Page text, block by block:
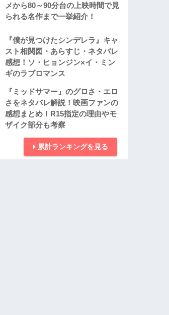
メから80～90分台の上映時間で見
られる名作まで一挙紹介！
『僕が見つけたシンデレラ』キャ
スト相関図・あらすじ・ネタバレ
感想！ソ・ヒョンジン×イ・ミン
ギのラブロマンス
『ミッドサマー』のグロさ・エロ
さをネタバレ解説！映画ファンの
感想まとめ！R15指定の理由やモ
ザイク部分も考察
累計ランキングを見る